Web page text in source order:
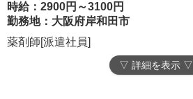
時給：2900円～3100円
勤務地：大阪府岸和田市
薬剤師[派遣社員]
▽ 詳細を表示 ▽